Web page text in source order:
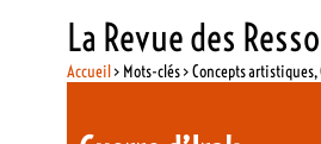
La Revue des
Accueil> Mots-clés > Concepts